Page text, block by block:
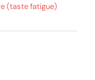
(taste fatigue)